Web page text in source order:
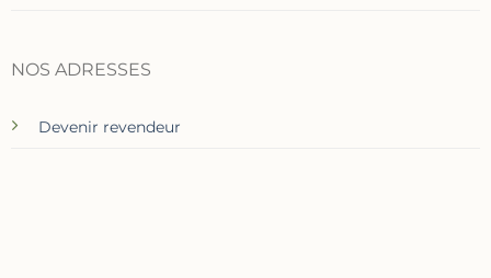
NOS ADRESSES
Devenir revendeur